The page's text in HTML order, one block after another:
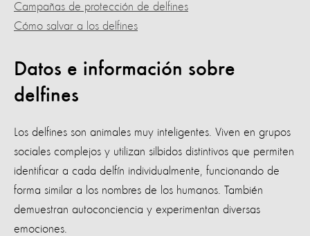
Campañas de protección de delfines
Cómo salvar a los delfines
Datos e información sobre
delfines
Los delfines son animales muy inteligentes. Viven en grupos
sociales complejos y utilizan silbidos distintivos que permiten
identificar a cada delfín individualmente, funcionando de
forma similar a los nombres de los humanos. También
demuestran autoconciencia y experimentan diversas
emociones.